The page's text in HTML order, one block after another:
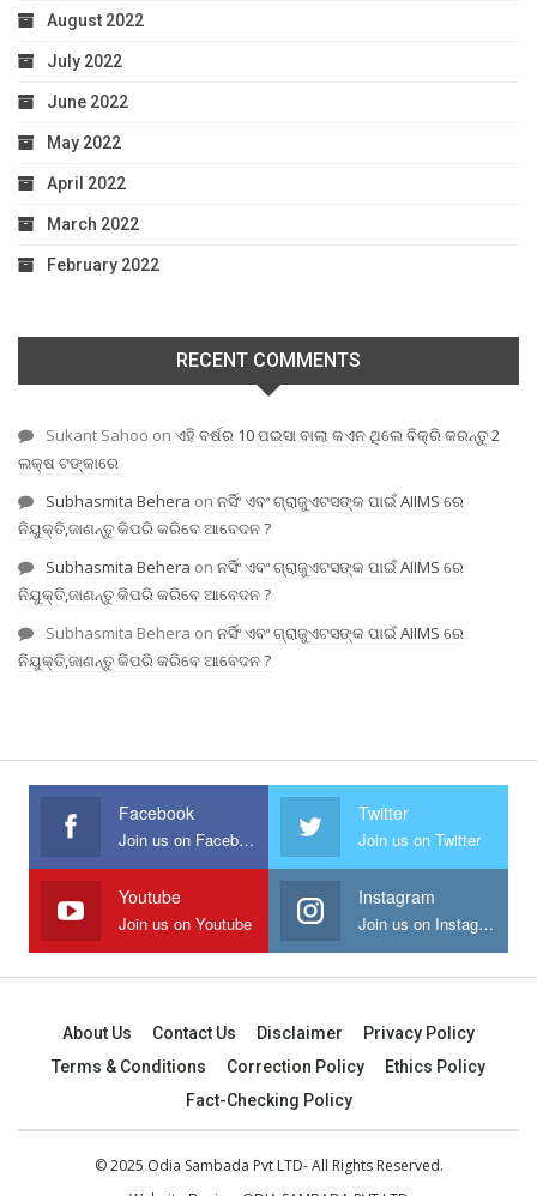
August 2022
July 2022
June 2022
May 2022
April 2022
March 2022
February 2022
RECENT COMMENTS
Sukant Sahoo on ଏହି ବର୍ଷର 10 ପଇସା ବାଲା କଏନ ଥିଲେ ବିକ୍ରି କରନ୍ତୁ 2
ଲକ୍ଷ ଟଙ୍କାରେ
Subhasmita Behera on ନର୍ସିଂ ଏବଂ ଗ୍ରାଜୁଏଟସଙ୍କ ପାଇଁ AIIMS ରେ
ନିଯୁକ୍ତି,ଜାଣନ୍ତୁ କିପରି କରିବେ ଆବେଦନ ?
Subhasmita Behera on ନର୍ସିଂ ଏବଂ ଗ୍ରାଜୁଏଟସଙ୍କ ପାଇଁ AIIMS ରେ
ନିଯୁକ୍ତି,ଜାଣନ୍ତୁ କିପରି କରିବେ ଆବେଦନ ?
Subhasmita Behera on ନର୍ସିଂ ଏବଂ ଗ୍ରାଜୁଏଟସଙ୍କ ପାଇଁ AIIMS ରେ
ନିଯୁକ୍ତି,ଜାଣନ୍ତୁ କିପରି କରିବେ ଆବେଦନ ?
Facebook
Join us on Facebook
Twitter
Join us on Twitter
Youtube
Join us on Youtube
Instagram
Join us on Instagram
About Us Contact Us Disclaimer
Privacy Policy
Terms & Conditions
Correction Policy
Ethics Policy
Fact-Checking Policy
© 2025 Odia Sambada Pvt LTD- All Rights Reserved.